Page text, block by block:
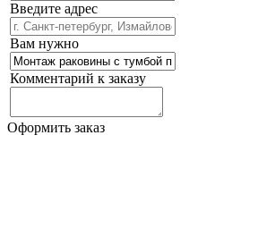
Введите адрес
Вам нужно
Комментарий к заказу
Оформить заказ